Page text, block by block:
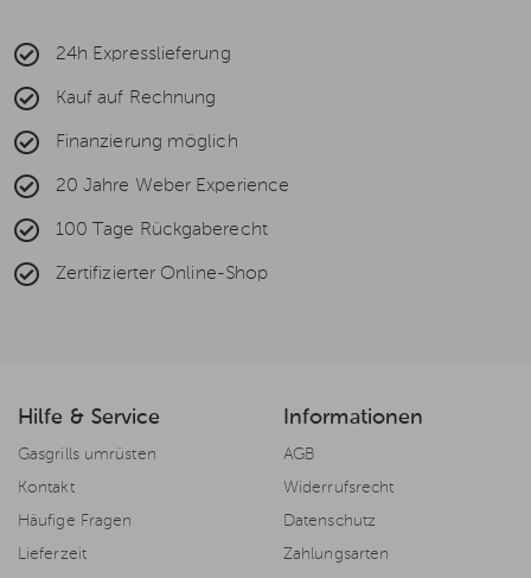
24h Expresslieferung
Kauf auf Rechnung
Finanzierung möglich
20 Jahre Weber Experience
100 Tage Rückgaberecht
Zertifizierter Online-Shop
Hilfe & Service
Gasgrills umrüsten
Kontakt
Häufige Fragen
Lieferzeit
Informationen
AGB
Widerrufsrecht
Datenschutz
Zahlungsarten